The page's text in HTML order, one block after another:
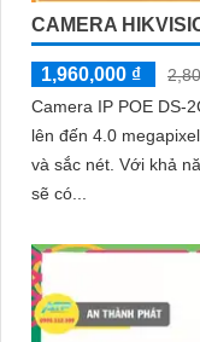
CAMERA
1,960,000 ₫
Camera IP POE DS-
lên đến 4.0
và sắc nét. Với khả năng xem ban đêm Full Color 30m, bạn
sẽ có...